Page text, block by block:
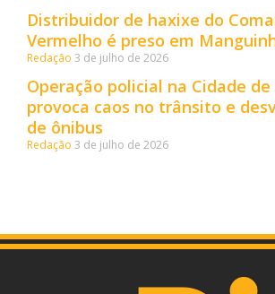
Distribuidor de haxixe do
Vermelho é preso em
Redação 3 de julho de 2026
Operação policial na Cidade de
provoca caos no trânsito e
de ônibus
Redação 3 de julho de 2026